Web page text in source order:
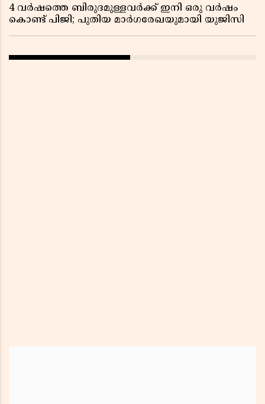
4 വർഷത്തെ ബിരുദമുള്ളവർക്ക് ഇനി ഒരു വർഷം
കൊണ്ട് പിജി; പുതിയ മാർഗരേഖയുമായി യുജിസി